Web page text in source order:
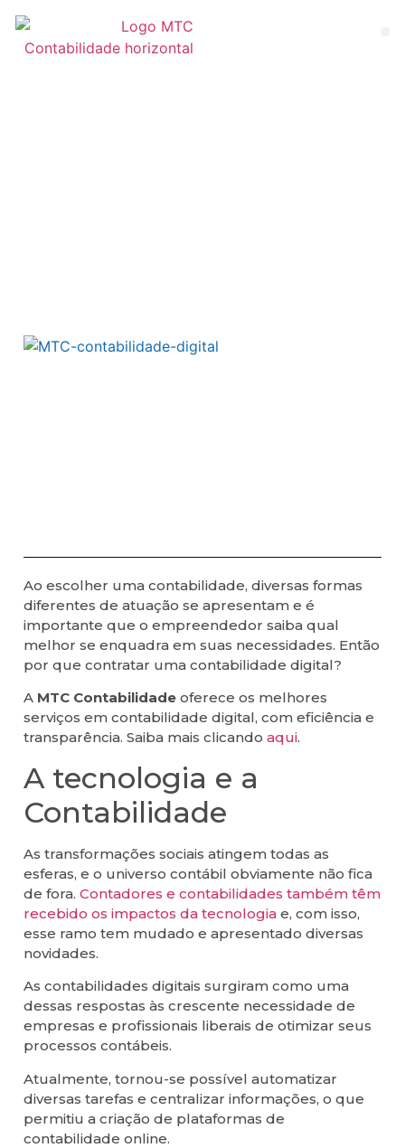
Ao escolher uma contabilidade, diversas formas
diferentes de atuação se apresentam e é
importante que o empreendedor saiba qual
melhor se enquadra em suas necessidades. Então
por que contratar uma contabilidade digital?
A MTC Contabilidade oferece os melhores
serviços em contabilidade digital, com eficiência e
transparência. Saiba mais clicando aqui.
A tecnologia e a
Contabilidade
As transformações sociais atingem todas as
esferas, e o universo contábil obviamente não fica
de fora. Contadores e contabilidades também têm
recebido os impactos da tecnologia e, com isso,
esse ramo tem mudado e apresentado diversas
novidades.
As contabilidades digitais surgiram como uma
dessas respostas às crescente necessidade de
empresas e profissionais liberais de otimizar seus
processos contábeis.
Atualmente, tornou-se possível automatizar
diversas tarefas e centralizar informações, o que
permitiu a criação de plataformas de
contabilidade online.